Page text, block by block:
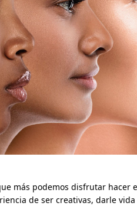
más podemos disfrutar hacer
de ser creativas, darle